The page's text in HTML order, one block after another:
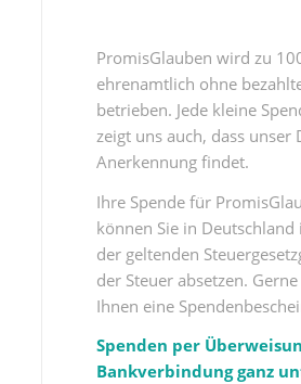
PromisGlauben wird zu
ehrenamtlich ohne
betrieben. Jede kleine
zeigt uns auch, dass unser
Anerkennung findet.
Ihre Spende für
können Sie in Deutschland
der geltenden
der Steuer absetzen.
Ihnen eine
Spenden per
Bankverbindung ganz